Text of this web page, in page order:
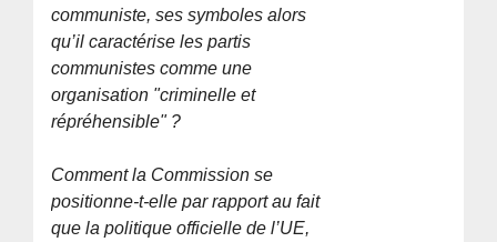
communiste, ses symboles alors
qu’il caractérise les partis
communistes comme une
organisation "criminelle et
répréhensible" ?
Comment la Commission se
positionne-t-elle par rapport au fait
que la politique officielle de l’UE,